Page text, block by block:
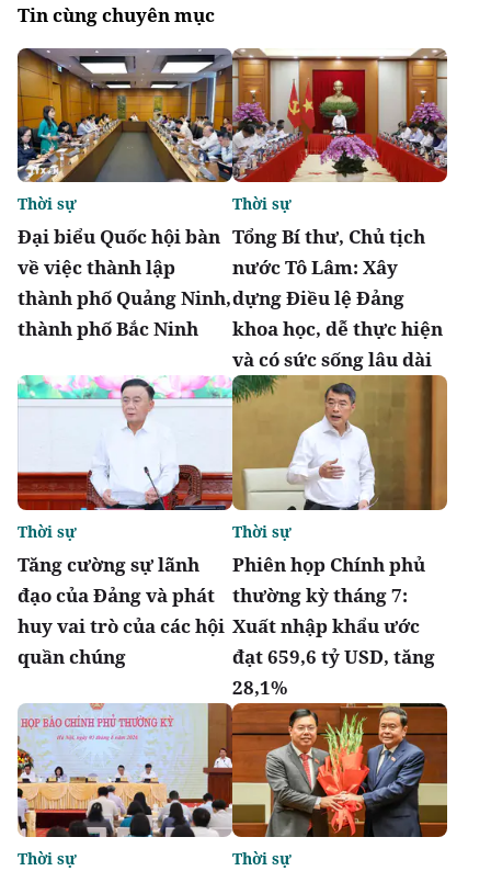
Tin cùng chuyên mục
Đại biểu Quốc hội bàn
về việc thành lập
thành phố Quảng Ninh,
thành phố Bắc Ninh
Thời sự
Tổng Bí thư, Chủ tịch
nước Tô Lâm: Xây
dựng Điều lệ Đảng
khoa học, dễ thực hiện
và có sức sống lâu dài
Thời sự
Tăng cường sự lãnh
đạo của Đảng và phát
huy vai trò của các hội
quần chúng
Thời sự
Phiên họp Chính phủ
thường kỳ tháng 7:
Xuất nhập khẩu ước
đạt 659,6 tỷ USD, tăng
28,1%
Thời sự
Thời sự Thời sự